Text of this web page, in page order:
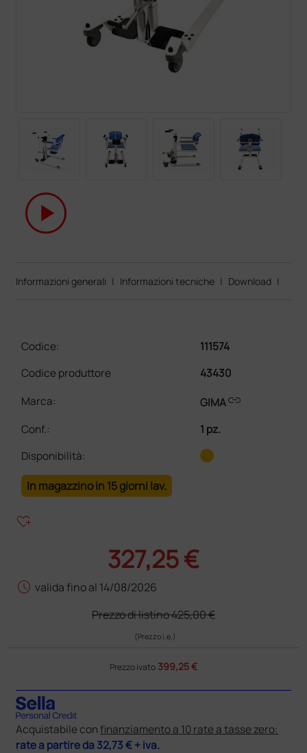
play_circle
Informazioni generali | Informazioni tecniche | Download |
Codice:
111574
Codice produttore
43430
Marca:
GIMAlink
Conf.:
1 pz.
Disponibilità:
In magazzino in 15 giorni lav.
heart_plus
327,25 €
schedule valida fino al 14/08/2026
Prezzo di listino425,00 €
(Prezzo i.e.)
Prezzo ivato 399,25 €
Acquistabile con finanziamento a 10 rate a tasse zero:
rate a partire da32,73 €+ iva.